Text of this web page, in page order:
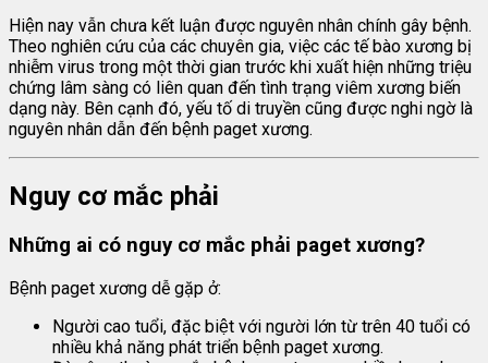
Hiện nay vẫn chưa kết luận được nguyên nhân chính gây bệnh.
Theo nghiên cứu của các chuyên gia, việc các tế bào xương bị
nhiễm virus trong một thời gian trước khi xuất hiện những triệu
chứng lâm sàng có liên quan đến tình trạng viêm xương biến
dạng này. Bên cạnh đó, yếu tố di truyền cũng được nghi ngờ là
nguyên nhân dẫn đến bệnh paget xương.
Nguy cơ mắc phải
Những ai có nguy cơ mắc phải paget xương?
Bệnh paget xương dễ gặp ở:
Người cao tuổi, đặc biệt với người lớn từ trên 40 tuổi có
nhiều khả năng phát triển bệnh paget xương.